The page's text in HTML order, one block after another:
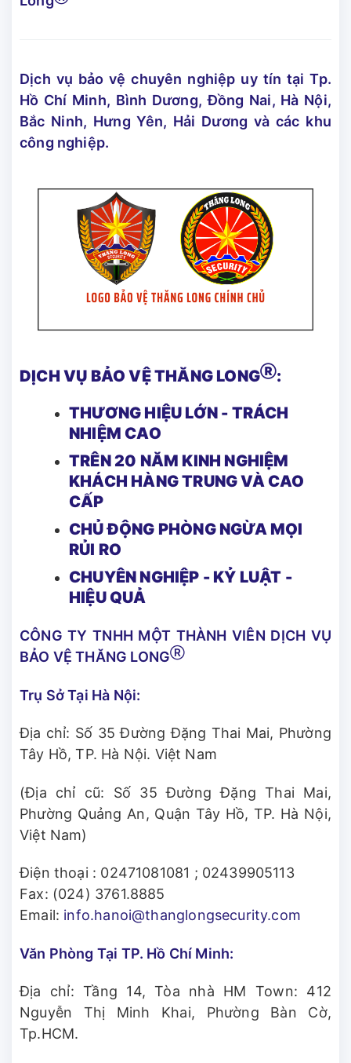
Dịch vụ bảo vệ chuyên nghiệp uy tín tại Tp.
Hồ Chí Minh, Bình Dương, Đồng Nai, Hà Nội,
Bắc Ninh, Hưng Yên, Hải Dương và các khu
công nghiệp.
DỊCH VỤ BẢO VỆ THĂNG LONGⓇ:
THƯƠNG HIỆU LỚN - TRÁCH
NHIỆM CAO
TRÊN 20 NĂM KINH NGHIỆM
KHÁCH HÀNG TRUNG VÀ CAO
CẤP
CHỦ ĐỘNG PHÒNG NGỪA MỌI
RỦI RO
CHUYÊN NGHIỆP - KỶ LUẬT -
HIỆU QUẢ
CÔNG TY TNHH MỘT THÀNH VIÊN DỊCH VỤ
BẢO VỆ THĂNG LONGⓇ
Trụ Sở Tại Hà Nội:
Địa chỉ: Số 35 Đường Đặng Thai Mai, Phường
Tây Hồ, TP. Hà Nội. Việt Nam
(Địa chỉ cũ: Số 35 Đường Đặng Thai Mai,
Phường Quảng An, Quận Tây Hồ, TP. Hà Nội,
Việt Nam)
Điện thoại : 02471081081 ; 02439905113
Fax: (024) 3761.8885
Email: info.hanoi@thanglongsecurity.com
Văn Phòng Tại TP. Hồ Chí Minh:
Địa chỉ: Tầng 14, Tòa nhà HM Town: 412
Nguyễn Thị Minh Khai, Phường Bàn Cờ,
Tp.HCM.